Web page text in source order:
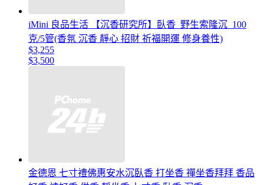
iMini 良品生活 【沉香研究所】臥香_野生索隆沉_100
克/5管(香氛 沉香 靜心 招財 祈福開運 修身養性)
$3,255
$3,500
金德恩 七寸禮佛惠安水沉臥香 打坐香 禪坐香拜拜 香品